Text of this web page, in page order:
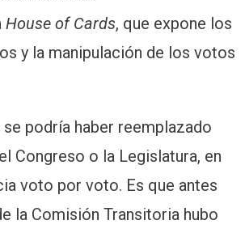
House of Cards, que expone los
y la manipulación de los votos
podría haber reemplazado
Congreso o la Legislatura, en
voto por voto. Es que antes
la Comisión Transitoria hubo